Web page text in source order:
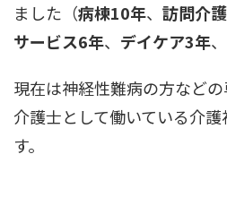
ました（病棟10年、 訪問介
サービス6年、 デイケア3年、
現在は神経性難病の方など
介護士として働いている介護
す。